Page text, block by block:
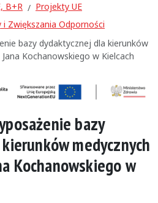
B+R
Projekty UE
Zwiększania Odporności
bazy dydaktycznej dla kierunków
Kochanowskiego w Kielcach
bazy
medycznych
Kochanowskiego w